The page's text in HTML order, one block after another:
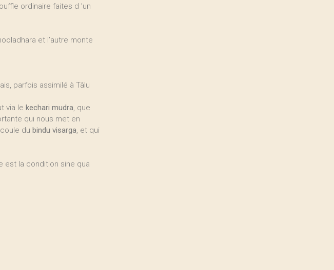
ordinaire faites d ’un
et l’autre monte
parfois assimilé à Tâlu
via le kechari mudra, que
qui nous met en
du bindu visarga, et qui
est la condition sine qua